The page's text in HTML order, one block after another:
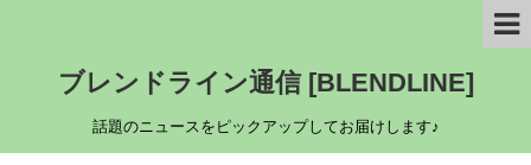
ブレンドライン通信 [BLENDLINE]
話題のニュースをピックアップしてお届けします♪